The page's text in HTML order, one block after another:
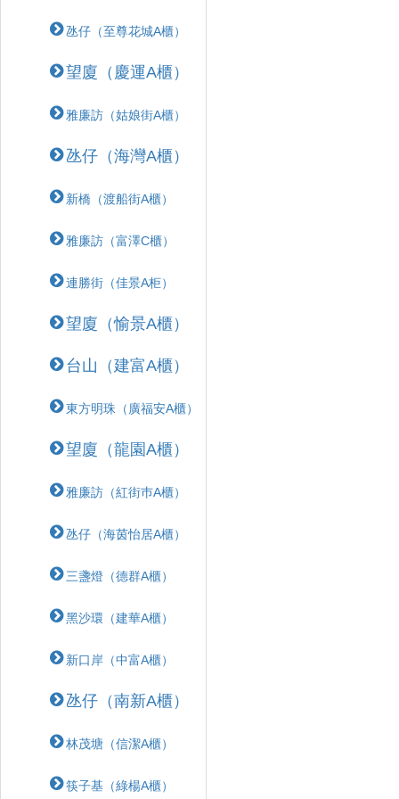
氹仔（至尊花城A櫃）
望廈（慶運A櫃）
雅廉訪（姑娘街A櫃）
氹仔（海灣A櫃）
新橋（渡船街A櫃）
雅廉訪（富澤C櫃）
連勝街（佳景A柜）
望廈（愉景A櫃）
台山（建富A櫃）
東方明珠（廣福安A櫃）
望廈（龍園A櫃）
雅廉訪（紅街巿A櫃）
氹仔（海茵怡居A櫃）
三盞燈（德群A櫃）
黑沙環（建華A櫃）
新口岸（中富A櫃）
氹仔（南新A櫃）
林茂塘（信潔A櫃）
筷子基（綠楊A櫃）